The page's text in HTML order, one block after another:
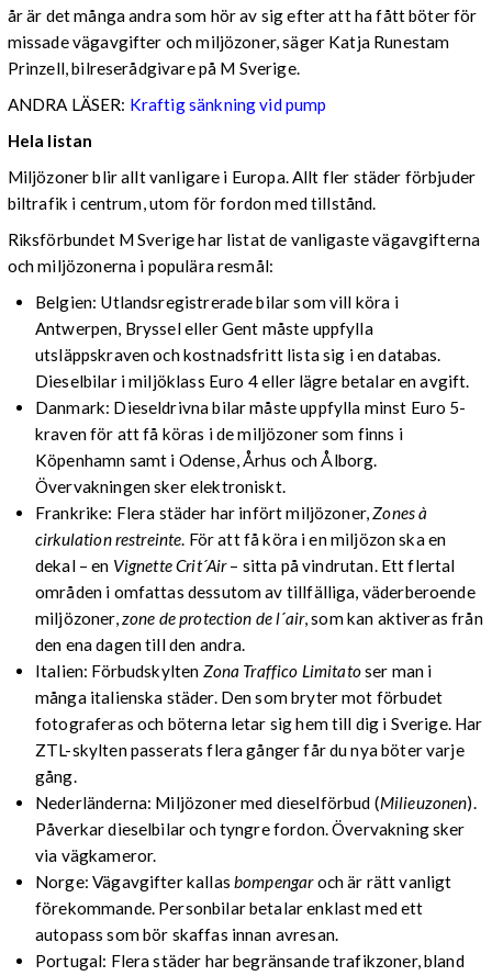
år är det många andra som hör av sig efter att ha fått böter för
missade vägavgifter och miljözoner, säger Katja Runestam
Prinzell, bilreserådgivare på M Sverige.
ANDRA LÄSER: Kraftig sänkning vid pump
Hela listan
Miljözoner blir allt vanligare i Europa. Allt fler städer förbjuder
biltrafik i centrum, utom för fordon med tillstånd.
Riksförbundet M Sverige har listat de vanligaste vägavgifterna
och miljözonerna i populära resmål:
Belgien: Utlandsregistrerade bilar som vill köra i
Antwerpen, Bryssel eller Gent måste uppfylla
utsläppskraven och kostnadsfritt lista sig i en databas.
Dieselbilar i miljöklass Euro 4 eller lägre betalar en avgift.
Danmark: Dieseldrivna bilar måste uppfylla minst Euro 5-
kraven för att få köras i de miljözoner som finns i
Köpenhamn samt i Odense, Århus och Ålborg.
Övervakningen sker elektroniskt.
Frankrike: Flera städer har infört miljözoner,Zones à
cirkulation restreinte. För att få köra i en miljözon ska en
dekal – en Vignette Crit´Air– sitta på vindrutan. Ett flertal
områden i omfattas dessutom av tillfälliga, väderberoende
miljözoner,zone de protection de l´air, som kan aktiveras från
den ena dagen till den andra.
Italien: Förbudskylten Zona Traffico Limitatoser man i
många italienska städer. Den som bryter mot förbudet
fotograferas och böterna letar sig hem till dig i Sverige. Har
ZTL-skylten passerats flera gånger får du nya böter varje
gång.
Nederländerna: Miljözoner med dieselförbud (Milieuzonen).
Påverkar dieselbilar och tyngre fordon. Övervakning sker
via vägkameror.
Norge: Vägavgifter kallasbompengaroch är rätt vanligt
förekommande. Personbilar betalar enklast med ett
autopass som bör skaffas innan avresan.
Portugal: Flera städer har begränsande trafikzoner, bland